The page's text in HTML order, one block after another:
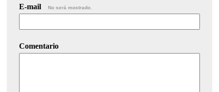
E-mail No será mostrado.
Comentario